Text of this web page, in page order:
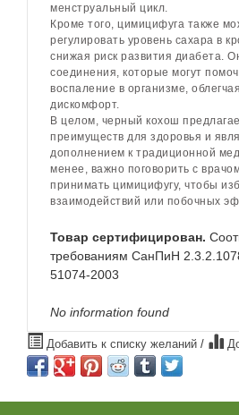
менструальный цикл.
Кроме того, цимицифуга также
регулировать уровень сахара в
снижая риск развития диабета.
соединения, которые могут
воспаление в организме,
дискомфорт.
В целом, черный кохош
преимуществ для здоровья и
дополнением к традиционной
менее, важно поговорить с
принимать цимицифугу, чтобы
взаимодействий или побочных
Товар сертифицирован.
требованиям СанПиН
51074-2003
No information found
Добавить к списку желаний /